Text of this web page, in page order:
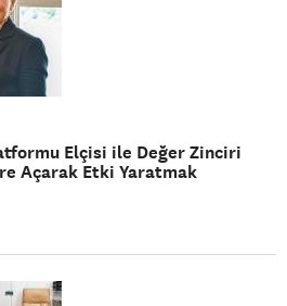
Elçisi ile Değer Zinciri
Açarak Etki Yaratmak